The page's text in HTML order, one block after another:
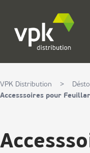
VPK Distribution >
Accesssoires pour